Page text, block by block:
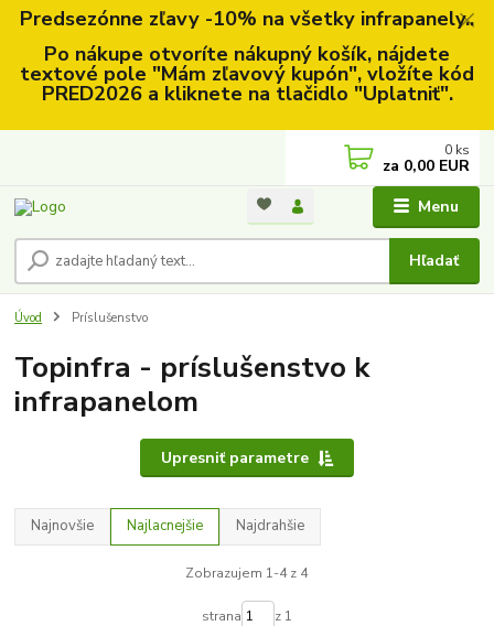
Predsezónne zľavy -10% na všetky infrapanely..
Po nákupe otvoríte nákupný košík, nájdete
textové pole "Mám zľavový kupón", vložíte kód
PRED2026 a kliknete na tlačidlo "Uplatniť".
Menu
Hľadať
0 ks
za 0,00 EUR
Úvod Príslušenstvo
Topinfra - príslušenstvo k
infrapanelom
Upresniť parametre
Najnovšie Najlacnejšie Najdrahšie
Zobrazujem 1-4 z 4
strana z 1